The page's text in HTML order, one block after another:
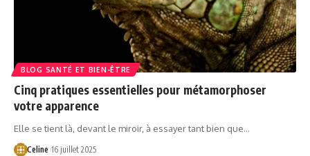
BLOG SANTÉ ET BIEN-ÊTRE
Cinq pratiques essentielles pour métamorphoser
votre apparence
Elle se tient là, devant le miroir, à essayer tant bien que…
Celine 16 juillet 2025